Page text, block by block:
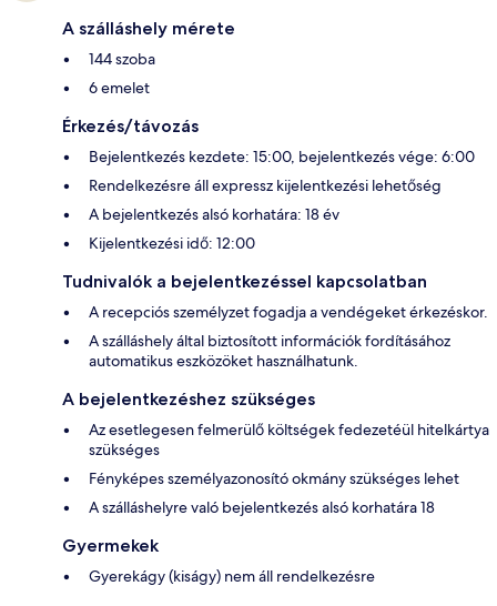
A szálláshely mérete
144 szoba
6 emelet
Érkezés/távozás
Bejelentkezés kezdete: 15:00, bejelentkezés vége: 6:00
Rendelkezésre áll expressz kijelentkezési lehetőség
A bejelentkezés alsó korhatára: 18 év
Kijelentkezési idő: 12:00
Tudnivalók a bejelentkezéssel kapcsolatban
A recepciós személyzet fogadja a vendégeket érkezéskor.
A szálláshely által biztosított információk fordításához
automatikus eszközöket használhatunk.
A bejelentkezéshez szükséges
Az esetlegesen felmerülő költségek fedezetéül hitelkártya
szükséges
Fényképes személyazonosító okmány szükséges lehet
A szálláshelyre való bejelentkezés alsó korhatára 18
Gyermekek
Gyerekágy (kiságy) nem áll rendelkezésre